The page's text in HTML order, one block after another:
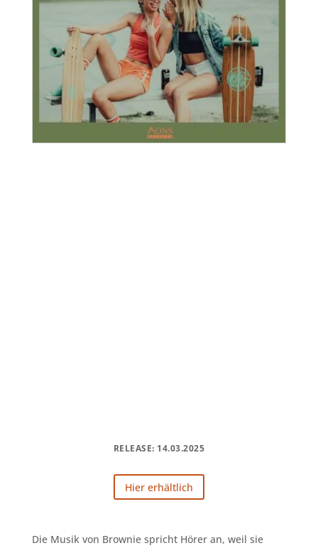
RELEASE: 14.03.2025
Hier erhältlich
Die Musik von Brownie spricht Hörer an, weil sie